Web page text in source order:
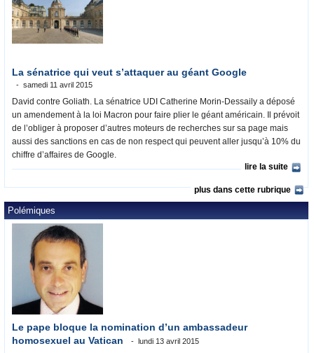
La sénatrice qui veut s’attaquer au géant Google
samedi 11 avril 2015
David contre Goliath. La sénatrice UDI Catherine Morin-Dessaily a déposé
un amendement à la loi Macron pour faire plier le géant américain. Il prévoit
de l’obliger à proposer d’autres moteurs de recherches sur sa page mais
aussi des sanctions en cas de non respect qui peuvent aller jusqu’à 10% du
chiffre d’affaires de Google.
lire la suite
plus dans cette rubrique
Polémiques
Le pape bloque la nomination d’un ambassadeur
homosexuel au Vatican
lundi 13 avril 2015